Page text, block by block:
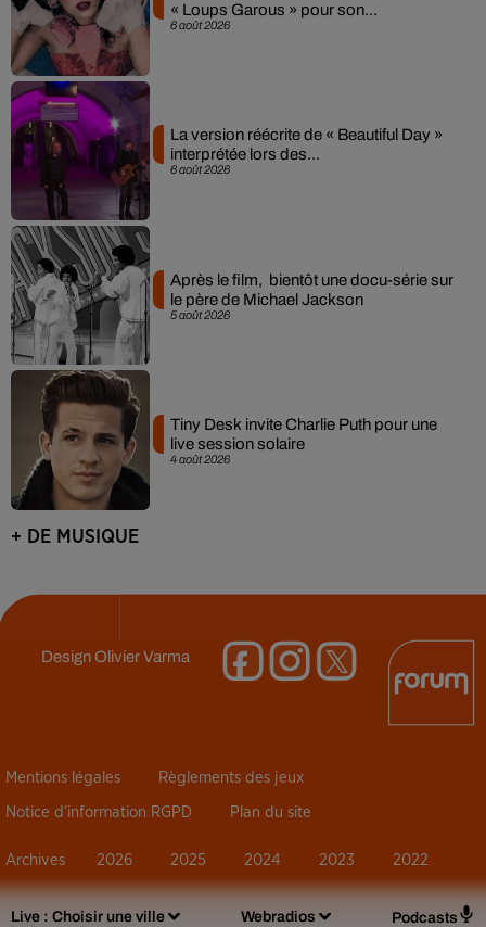
Live : Choisir une ville Webradios Podcasts
6 août 2026
« Loups Garous » pour son...
6 août 2026
La version réécrite de « Beautiful Day »
interprétée lors des...
5 août 2026
Après le film, bientôt une docu-série sur
le père de Michael Jackson
4 août 2026
Tiny Desk invite Charlie Puth pour une
live session solaire
+ DE MUSIQUE
DesignOlivier Varma
Mentions légales Règlements des jeux
Notice d’information RGPD Plan du site
Archives 2026 2025 2024 2023 2022